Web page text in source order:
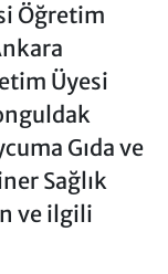
Öğretim
Üyesi
Gıda ve
Sağlık
ve ilgili